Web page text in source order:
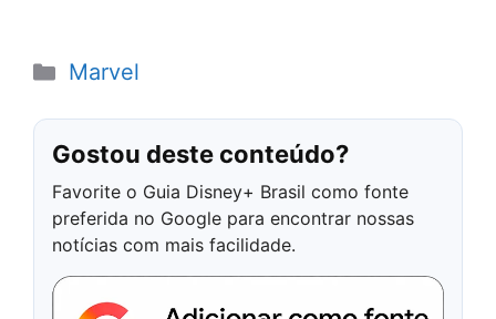
Categorias
Marvel
Gostou deste conteúdo?
Favorite o Guia Disney+ Brasil como fonte
preferida no Google para encontrar nossas
notícias com mais facilidade.